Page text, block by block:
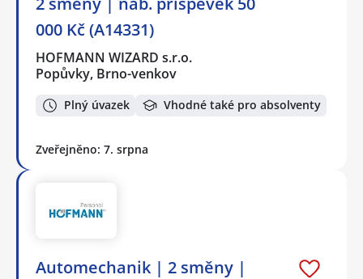
000 Kč (A14331)
HOFMANN WIZARD s.r.o.
Popůvky, Brno-venkov
Plný úvazek Vhodné také pro absolventy
Zveřejněno: 7. srpna
Automechanik | 2 směny |